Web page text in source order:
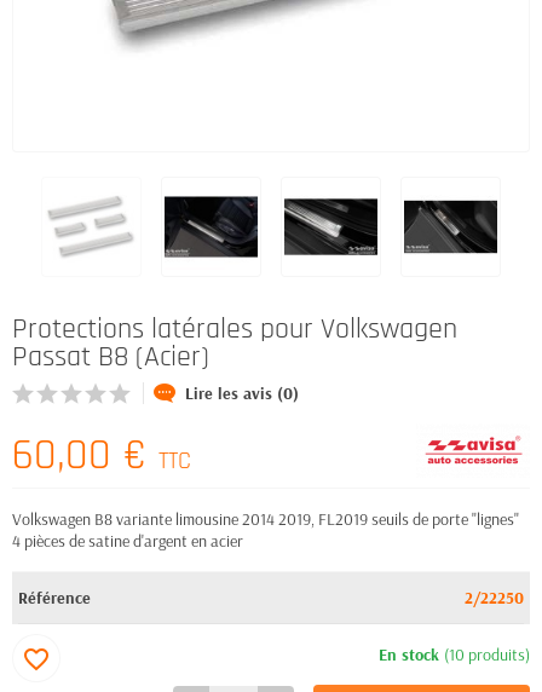
Protections latérales pour Volkswagen
Passat B8 (Acier)
Lire les avis (0)
60,00 € TTC
Volkswagen B8 variante limousine 2014 2019, FL2019 seuils de porte "lignes"
4 pièces de satine d'argent en acier
Référence 2/22250
En stock (10 produits)
favorite_border